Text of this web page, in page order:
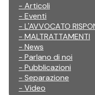
- Articoli
- Eventi
- L'AVVOCATO
- MALTRATTAMENTI
- News
- Parlano di noi
- Pubblicazioni
- Separazione
- Video